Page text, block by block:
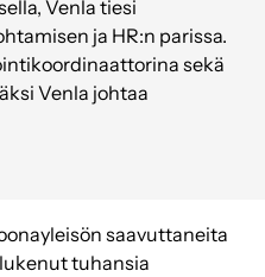
Venla tiesi
ja HR:n parissa.
sekä
Venla johtaa
saavuttaneita
tuhansia